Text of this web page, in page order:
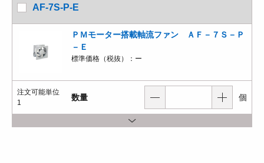
AF-7S-P-E
ＰＭモーター搭載軸流ファン ＡＦ－７Ｓ－Ｐ
－Ｅ
標準価格（税抜）： ー
注文可能単位
1
数量 個